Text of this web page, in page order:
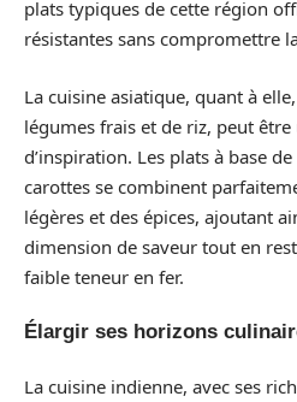
plats typiques de cette région
résistantes sans compromettre
La cuisine asiatique, quant à
légumes frais et de riz, peut
d’inspiration. Les plats à base
carottes se combinent
légères et des épices, ajoutant
dimension de saveur tout en
faible teneur en fer.
Élargir ses horizons
La cuisine indienne, avec ses